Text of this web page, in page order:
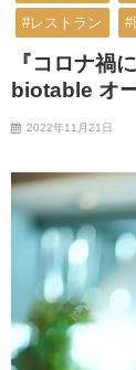
#レストラン #
『コロナ禍
biotable オ
2022年11月21日